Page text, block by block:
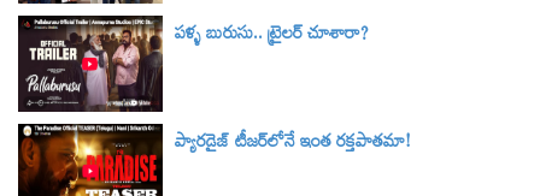
పళ్ళ బురుసు.. ట్రైలర్‌ చూశారా?
ప్యారడైజ్ టీజర్‌లోనే ఇంత రక్తపాతమా!